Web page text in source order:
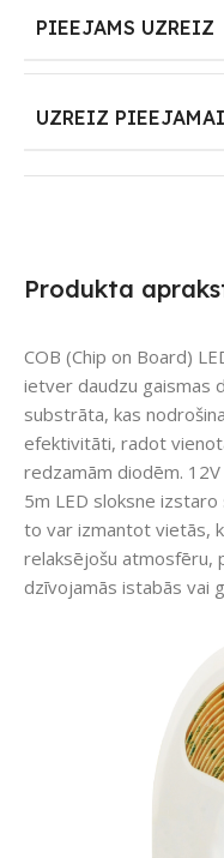
Produkta
COB (Chip on Board)
ietver daudzu gaismas
substrāta, kas
efektivitāti, radot
redzamām diodēm.
5m LED sloksne
to var izmantot vietās,
relaksējošu atmosfēru,
dzīvojamās istabās vai
PIEEJAMS UZREIZ
UZREIZ